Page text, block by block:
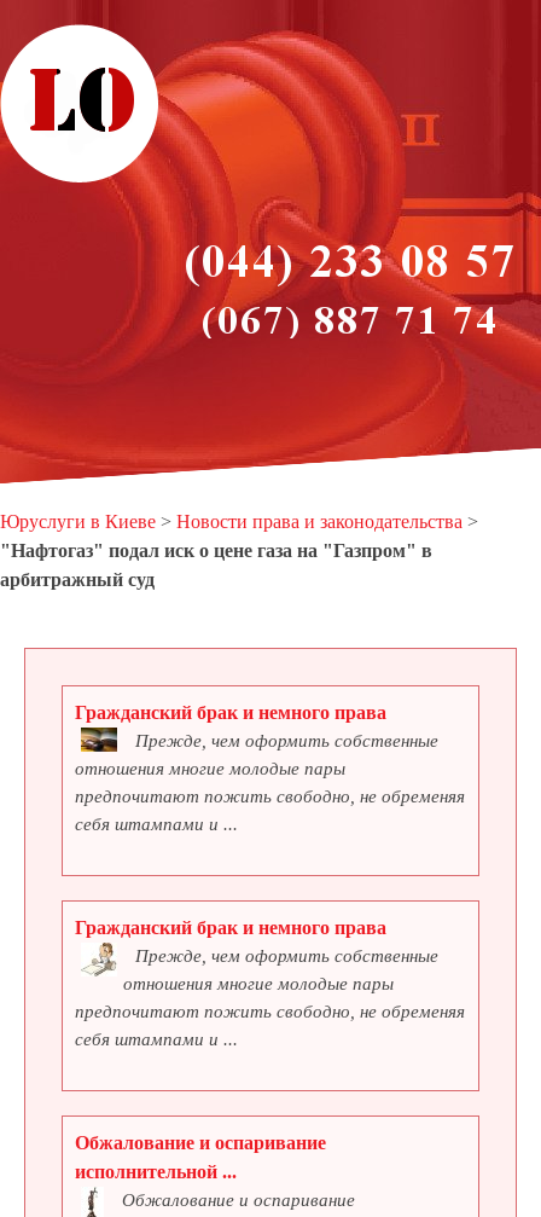
Юруслуги в Киеве > Новости права и законодательства >
"Нафтогаз" подал иск о цене газа на "Газпром" в
арбитражный суд
Гражданский брак и немного права
Прежде, чем оформить собственные
отношения многие молодые пары
предпочитают пожить свободно, не обременяя
себя штампами и ...
Гражданский брак и немного права
Прежде, чем оформить собственные
отношения многие молодые пары
предпочитают пожить свободно, не обременяя
себя штампами и ...
Обжалование и оспаривание
исполнительной ...
Обжалование и оспаривание